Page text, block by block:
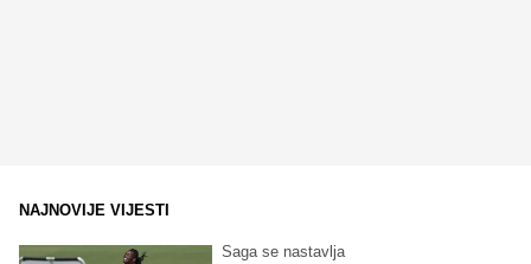
NAJNOVIJE VIJESTI
Saga se nastavlja